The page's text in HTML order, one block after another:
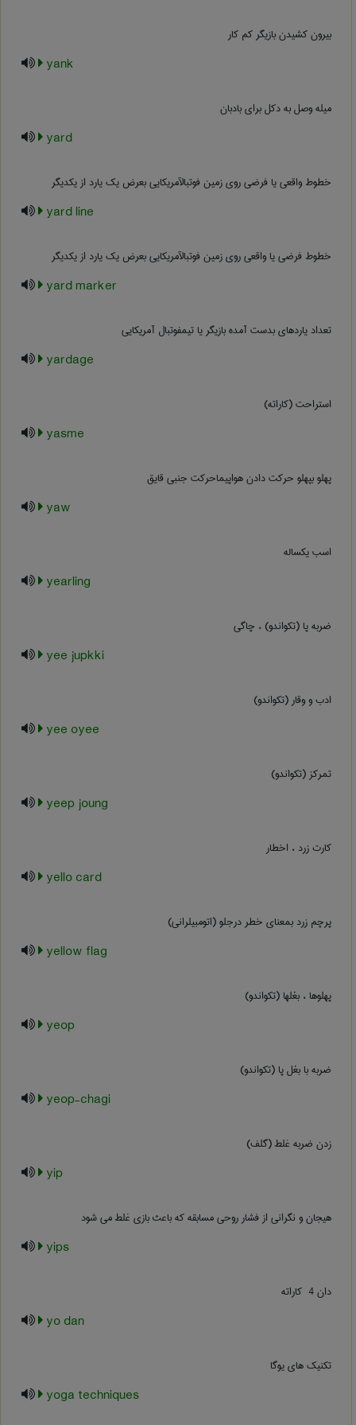
بیرون کشیدن بازیگر کم کار
yank
میله وصل به دکل برای بادبان
yard
خطوط واقعی یا فرضی روی زمین فوتبالآمریکایی بعرض یک یارد از یکدیگر
yard line
خطوط فرضی یا واقعی روی زمین فوتبالآمریکایی بعرض یک یارد از یکدیگر
yard marker
تعداد یاردهای بدست آمده بازیگر یا تیمفوتبال آمریکایی
yardage
استراحت (کاراته)
yasme
پهلو بپهلو حرکت دادن هواپیماحرکت جنبی قایق
yaw
اسب یکساله
yearling
ضربه پا (تکواندو) ، چاگی
yee jupkki
ادب و وقار (تکواندو)
yee oyee
تمرکز (تکواندو)
yeep joung
کارت زرد ، اخطار
yello card
پرچم زرد بمعنای خطر درجلو (اتومبیلرانی)
yellow flag
پهلوها ، بغلها (تکواندو)
yeop
ضربه با بغل پا (تکواندو)
yeop-chagi
زدن ضربه غلط (گلف)
yip
هیجان و نگرانی از فشار روحی مسابقه که باعث بازی غلط می شود
yips
دان ‎ 4 کاراته
yo dan
تکنیک های یوگا
yoga techniques